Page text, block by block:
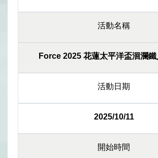
活動名稱
Force 2025 花蓮太平洋盃洄瀾
活動日期
2025/10/11
開始時間